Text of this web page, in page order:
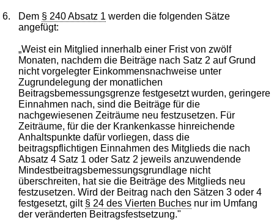
6. Dem § 240 Absatz 1 werden die folgenden Sätze
angefügt:
„Weist ein Mitglied innerhalb einer Frist von zwölf
Monaten, nachdem die Beiträge nach Satz 2 auf Grund
nicht vorgelegter Einkommensnachweise unter
Zugrundelegung der monatlichen
Beitragsbemessungsgrenze festgesetzt wurden, geringere
Einnahmen nach, sind die Beiträge für die
nachgewiesenen Zeiträume neu festzusetzen. Für
Zeiträume, für die der Krankenkasse hinreichende
Anhaltspunkte dafür vorliegen, dass die
beitragspflichtigen Einnahmen des Mitglieds die nach
Absatz 4 Satz 1 oder Satz 2 jeweils anzuwendende
Mindestbeitragsbemessungsgrundlage nicht
überschreiten, hat sie die Beiträge des Mitglieds neu
festzusetzen. Wird der Beitrag nach den Sätzen 3 oder 4
festgesetzt, gilt § 24 des Vierten Buches nur im Umfang
der veränderten Beitragsfestsetzung."